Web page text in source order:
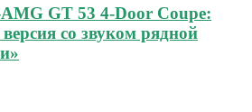
AMG GT 53 4-Door Coupe:
со звуком рядной